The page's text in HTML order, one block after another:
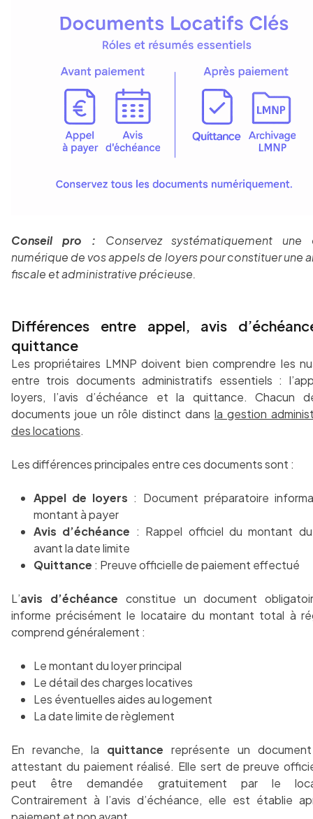
Conseil pro :
Conservez systématiquement une
numérique de vos appels de loyers pour constituer une
fiscale et administrative précieuse.
Différences entre appel, avis
quittance
Les propriétaires LMNP doivent bien comprendre les
entre trois documents administratifs essentiels :
loyers, l’avis d’échéance et la quittance. Chacun
documents joue un rôle distinct dans la gestion
des locations.
Les différences principales entre ces documents sont :
Appel de loyers : Document préparatoire
montant à payer
Avis d’échéance : Rappel officiel du montant
avant la date limite
Quittance : Preuve officielle de paiement effectué
L’avis d’échéance constitue un document
informe précisément le locataire du montant total à
comprend généralement :
Le montant du loyer principal
Le détail des charges locatives
Les éventuelles aides au logement
La date limite de règlement
En revanche, la quittance représente un
attestant du paiement réalisé. Elle sert de preuve
peut être demandée gratuitement par le
Contrairement à l’avis d’échéance, elle est établie